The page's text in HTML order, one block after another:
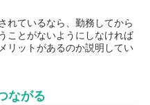
れているなら、勤務してから
ことがないようにしなければ
リットがあるのか説明してい
ながる